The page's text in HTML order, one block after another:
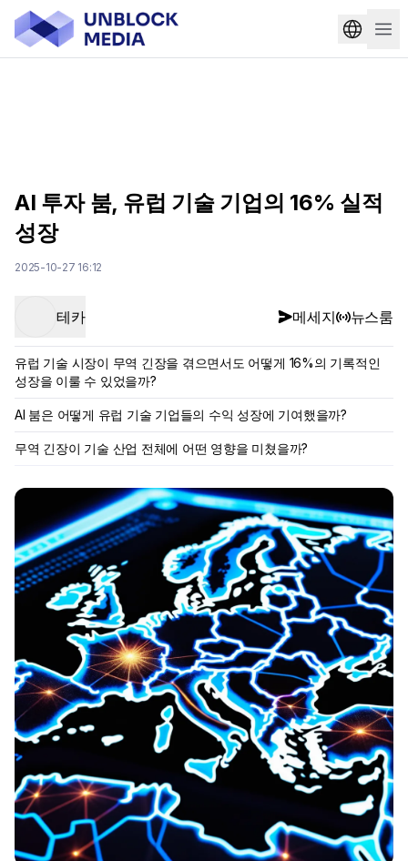
AI 투자 붐, 유럽 기술 기업의 16% 실적
성장
2025-10-27 16:12
테카 메세지 뉴스룸
유럽 기술 시장이 무역 긴장을 겪으면서도 어떻게 16%의 기록적인
성장을 이룰 수 있었을까?
AI 붐은 어떻게 유럽 기술 기업들의 수익 성장에 기여했을까?
무역 긴장이 기술 산업 전체에 어떤 영향을 미쳤을까?